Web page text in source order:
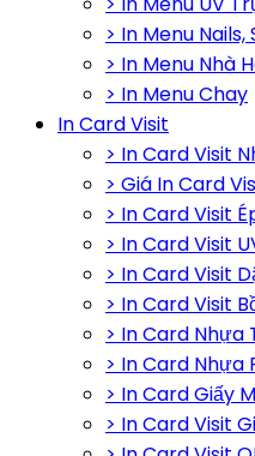
> In Menu Nails,
> In Menu Nhà
> In Menu Chay
In Card Visit
> In Card Visit
> Giá In Card
> In Card Visit
> In Card Visit
> In Card Visit
> In Card Visit
> In Card Nhựa
> In Card Nhựa
> In Card Giấy
> In Card Visit